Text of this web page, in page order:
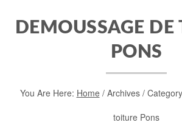
DEMOUSSAGE DE
PONS
You Are Here: Home/ Archives/
toiture Pons